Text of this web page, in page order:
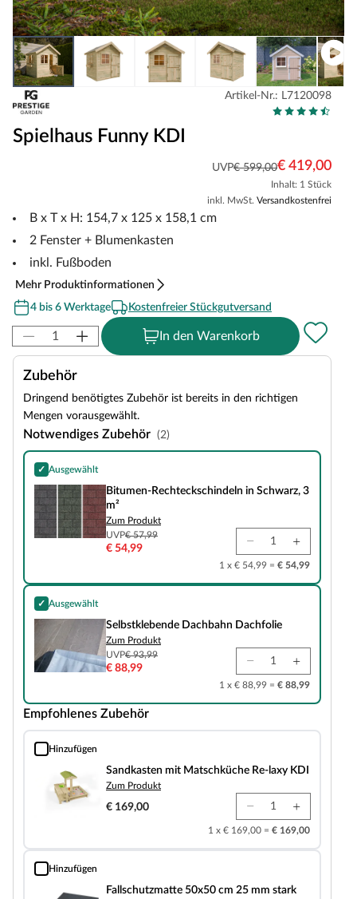
Artikel-Nr.: L7120098
Spielhaus Funny KDI
UVP€ 599,00€ 419,00
Inhalt: 1 Stück
inkl. MwSt. Versandkostenfrei
B x T x H: 154,7 x 125 x 158,1 cm
2 Fenster + Blumenkasten
inkl. Fußboden
Mehr Produktinformationen
4 bis 6 Werktage
Kostenfreier Stückgutversand
In den Warenkorb
Zubehör
Dringend benötigtes Zubehör ist bereits in den richtigen
Mengen vorausgewählt.
Notwendiges Zubehör (2)
✓ Ausgewählt
Bitumen-Rechteckschindeln in Schwarz, 3 m²
Bitumen-Rechteckschindeln in Schwarz, 3
m²
Zum Produkt
UVP€ 57,99
€ 54,99
1 x € 54,99 = € 54,99
✓ Ausgewählt
Selbstklebende Dachbahn Dachfolie
Selbstklebende Dachbahn Dachfolie
Zum Produkt
UVP€ 93,99
€ 88,99
1 x € 88,99 = € 88,99
Empfohlenes Zubehör
Hinzufügen
Sandkasten mit Matschküche Re-laxy KDI
Sandkasten mit Matschküche Re-laxy KDI
Zum Produkt
€ 169,00
1 x € 169,00 = € 169,00
Hinzufügen
Fallschutzmatte 50x50 cm 25 mm stark
Fallschutzmatte 50x50 cm 25 mm stark